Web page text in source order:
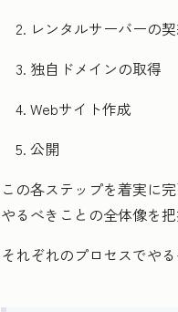
レンタルサーバーの
独自ドメインの取得
Webサイト作成
公開
この各ステップを着実に
やるべきことの全体像を
それぞれのプロセスでや